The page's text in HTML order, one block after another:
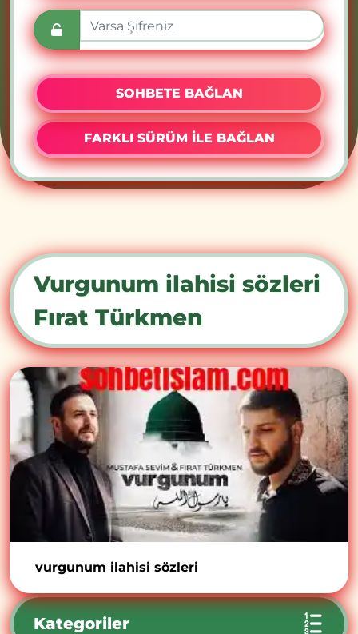
SOHBETE BAĞLAN
FARKLI SÜRÜM İLE BAĞLAN
Vurgunum ilahisi sözleri
Fırat Türkmen
vurgunum ilahisi sözleri
Kategoriler